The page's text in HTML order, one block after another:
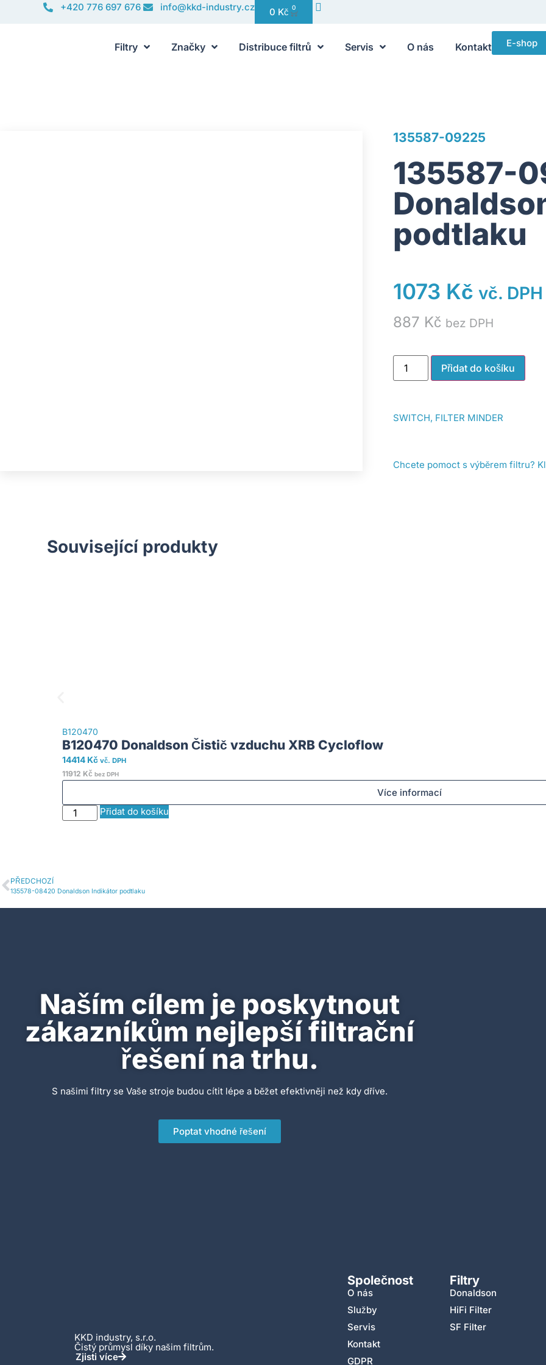
+420 776 697 676 info@kkd-industry.cz 0 Kč 0
Filtry Značky Distribuce filtrů Servis O nás Kontakt E-shop
135587-09225
135587-
podtlaku
1073 Kč vč. DPH
887 Kč bez DPH
Přidat do košíku
SWITCH, FILTER MINDER
Chcete pomoct s výběrem filtru?
Související produkty
B120470
B120470 Donaldson Čistič vzduchu XRB Cycloflow
14414 Kč vč. DPH
11912 Kč bez DPH
Více informací
Přidat do košíku
PŘEDCHOZÍ
135578-08420 Donaldson Indikátor podtlaku
Naším cílem je poskytnout
zákazníkům nejlepší filtrační
řešení na trhu.
S našimi filtry se Vaše stroje budou cítit lépe a běžet efektivněji než kdy dříve.
Poptat vhodné řešení
KKD industry, s.r.o.
Čistý průmysl díky našim filtrům.
Zjisti více
Společnost
O nás
Služby
Servis
Kontakt
GDPR
Filtry
Donaldson
HiFi Filter
SF Filter